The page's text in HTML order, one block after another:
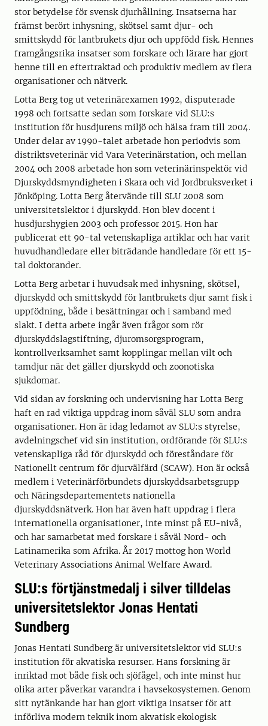
stor betydelse för svensk djurhållning. Insatserna har
främst berört inhysning, skötsel samt djur- och
smittskydd för lantbrukets djur och uppfödd fisk. Hennes
framgångsrika insatser som forskare och lärare har gjort
henne till en eftertraktad och produktiv medlem av flera
organisationer och nätverk.
Lotta Berg tog ut veterinärexamen 1992, disputerade
1998 och fortsatte sedan som forskare vid SLU:s
institution för husdjurens miljö och hälsa fram till 2004.
Under delar av 1990-talet arbetade hon periodvis som
distriktsveterinär vid Vara Veterinärstation, och mellan
2004 och 2008 arbetade hon som veterinärinspektör vid
Djurskyddsmyndigheten i Skara och vid Jordbruksverket i
Jönköping. Lotta Berg återvände till SLU 2008 som
universitetslektor i djurskydd. Hon blev docent i
husdjurshygien 2003 och professor 2015. Hon har
publicerat ett 90-tal vetenskapliga artiklar och har varit
huvudhandledare eller biträdande handledare för ett 15-
tal doktorander.
Lotta Berg arbetar i huvudsak med inhysning, skötsel,
djurskydd och smittskydd för lantbrukets djur samt fisk i
uppfödning, både i besättningar och i samband med
slakt. I detta arbete ingår även frågor som rör
djurskyddslagstiftning, djuromsorgsprogram,
kontrollverksamhet samt kopplingar mellan vilt och
tamdjur när det gäller djurskydd och zoonotiska
sjukdomar.
Vid sidan av forskning och undervisning har Lotta Berg
haft en rad viktiga uppdrag inom såväl SLU som andra
organisationer. Hon är idag ledamot av SLU:s styrelse,
avdelningschef vid sin institution, ordförande för SLU:s
vetenskapliga råd för djurskydd och föreståndare för
Nationellt centrum för djurvälfärd (SCAW). Hon är också
medlem i Veterinärförbundets djurskyddsarbetsgrupp
och Näringsdepartementets nationella
djurskyddsnätverk. Hon har även haft uppdrag i flera
internationella organisationer, inte minst på EU-nivå,
och har samarbetat med forskare i såväl Nord- och
Latinamerika som Afrika. År 2017 mottog hon World
Veterinary Associations Animal Welfare Award.
SLU:s förtjänstmedalj i silver tilldelas
universitetslektor Jonas Hentati
Sundberg
Jonas Hentati Sundberg är universitetslektor vid SLU:s
institution för akvatiska resurser. Hans forskning är
inriktad mot både fisk och sjöfågel, och inte minst hur
olika arter påverkar varandra i havsekosystemen. Genom
sitt nytänkande har han gjort viktiga insatser för att
införliva modern teknik inom akvatisk ekologisk